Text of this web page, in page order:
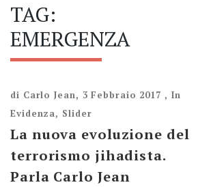
TAG:
EMERGENZA
di Carlo Jean, 3 Febbraio 2017 , In
Evidenza, Slider
La nuova evoluzione del
terrorismo jihadista.
Parla Carlo Jean